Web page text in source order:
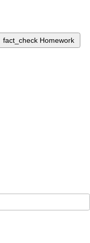
fact_check Homework